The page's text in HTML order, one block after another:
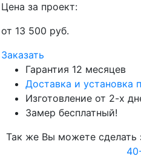
Цена за проект:
от 13 500 руб.
Заказать
Гарантия 12 месяцев
Доставка и установка
Изготовление от 2-х
Замер бесплатный!
Так же Вы можете сделать